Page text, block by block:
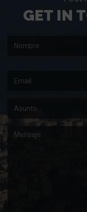
GET IN
Nombre
Email
Asunto
Mensaje